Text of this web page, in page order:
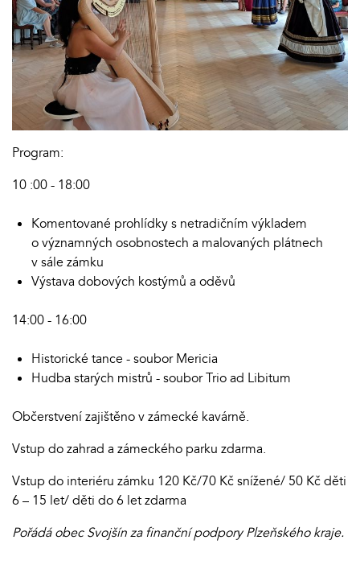
Program:
10 :00 - 18:00
Komentované prohlídky s netradičním výkladem
o významných osobnostech a malovaných plátnech
v sále zámku
Výstava dobových kostýmů a oděvů
14:00 - 16:00
Historické tance - soubor Mericia
Hudba starých mistrů - soubor Trio ad Libitum
Občerstvení zajištěno v zámecké kavárně.
Vstup do zahrad a zámeckého parku zdarma.
Vstup do interiéru zámku 120 Kč/70 Kč snížené/ 50 Kč děti
6 – 15 let/ děti do 6 let zdarma
Pořádá obec Svojšín za finanční podpory Plzeňského kraje.